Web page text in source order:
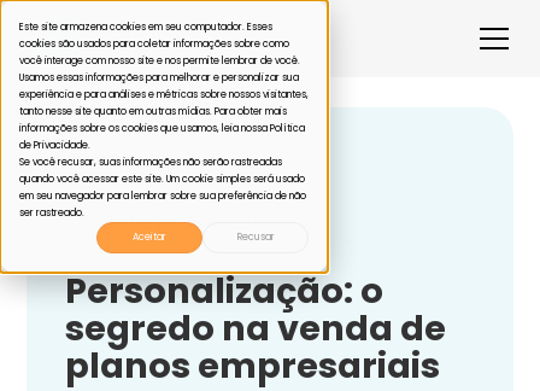
Este site armazena cookies em seu computador. Esses
cookies são usados para coletar informações sobre como
você interage com nosso site e nos permite lembrar de você.
Usamos essas informações para melhorar e personalizar sua
experiência e para análises e métricas sobre nossos visitantes,
tanto nesse site quanto em outras mídias. Para obter mais
informações sobre os cookies que usamos, leia nossa Política
de Privacidade.
Se você recusar, suas informações não serão rastreadas
quando você acessar este site. Um cookie simples será usado
em seu navegador para lembrar sobre sua preferência de não
ser rastreado.
Aceitar
Recusar
Voltar
Corretoras de saúde
Personalização: o
segredo na venda de
planos empresariais